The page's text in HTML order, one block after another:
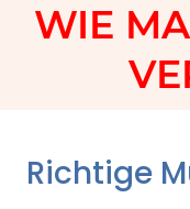
WIE
Richtige